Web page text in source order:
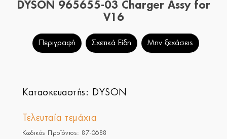
DYSON 965655-03 Charger Assy for
V16
Περιγραφή Σχετικά Είδη Μην ξεχάσεις
Κατασκευαστής: DYSON
Τελευταία τεμάχια
Κωδικός Προϊόντος: 87-0688